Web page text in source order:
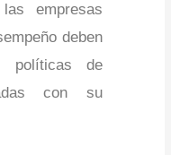
empresas
deben
políticas de
con su